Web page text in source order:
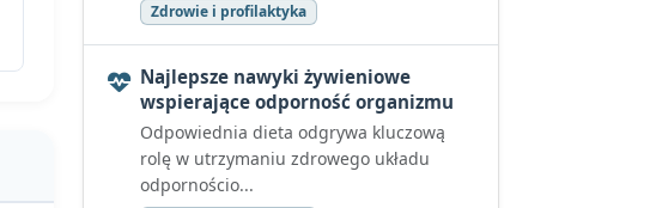
Zdrowie i profilaktyka
Najlepsze nawyki żywieniowe
wspierające odporność organizmu
Odpowiednia dieta odgrywa kluczową
rolę w utrzymaniu zdrowego układu
odpornościo...